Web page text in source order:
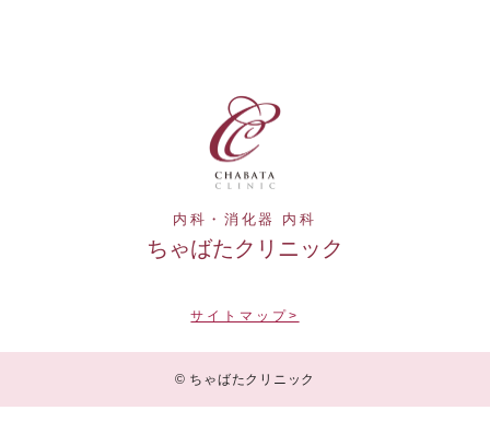
内科・消化器 内科
ちゃばたクリニック
サイトマップ>
© ちゃばたクリニック